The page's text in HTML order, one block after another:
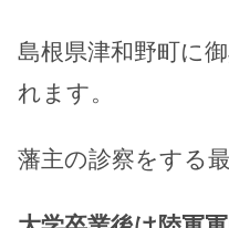
島根県津和野町に
れます。
藩主の診察をする